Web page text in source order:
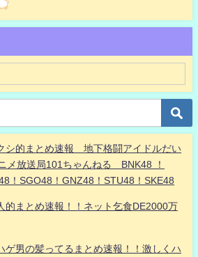
シ的まとめ速報 地下格闘アイドルだい
放送局101ちゃんねる BNK48 ！
！SGO48！GNZ48！STU48！SKE48
的まとめ速報！！ネット乞食DE2000万
ゲ男の髪ってるまとめ速報！！激しくハ